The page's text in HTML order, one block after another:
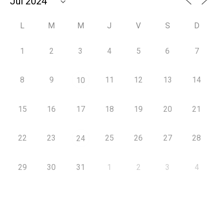
L M M J V S D
1 2 3 4 5 6 7
8 9 10 11 12 13 14
15 16 17 18 19 20 21
22 23 24 25 26 27 28
29 30 31 1 2 3 4